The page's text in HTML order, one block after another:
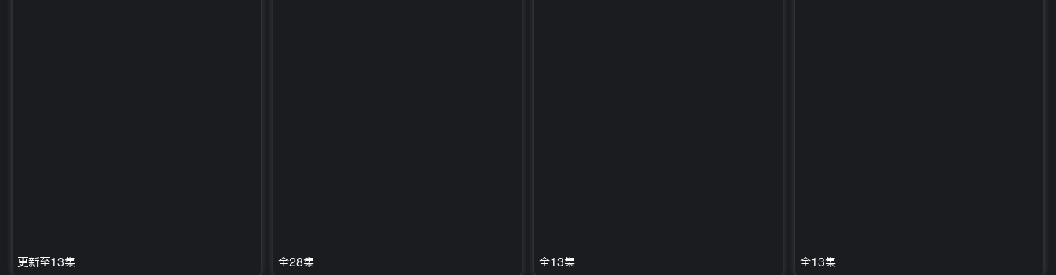
更新至13集
全28集
全13集
全13集